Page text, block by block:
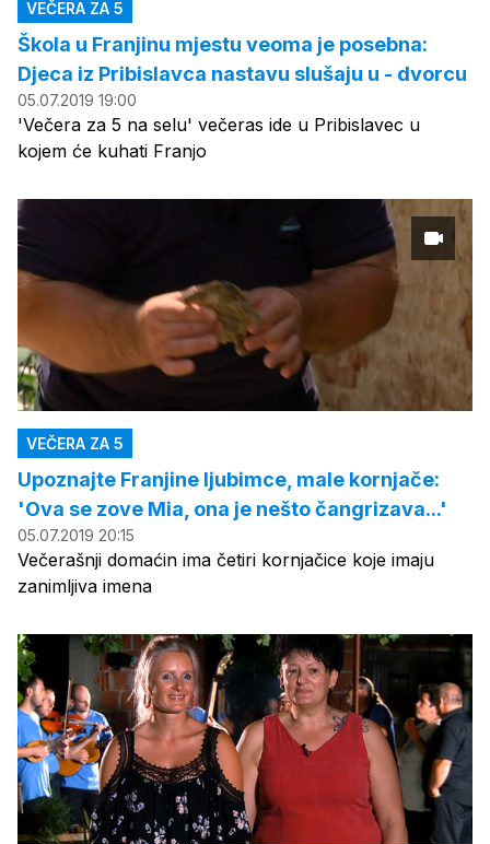
VEČERA ZA 5
Škola u Franjinu mjestu veoma je posebna:
Djeca iz Pribislavca nastavu slušaju u - dvorcu
05.07.2019 19:00
'Večera za 5 na selu' večeras ide u Pribislavec u
kojem će kuhati Franjo
VEČERA ZA 5
Upoznajte Franjine ljubimce, male kornjače:
'Ova se zove Mia, ona je nešto čangrizava...'
05.07.2019 20:15
Večerašnji domaćin ima četiri kornjačice koje imaju
zanimljiva imena